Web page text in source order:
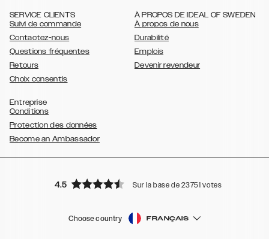
SERVICE CLIENTS
Suivi de commande
Contactez-nous
Questions fréquentes
Retours
Choix consentis
À PROPOS DE IDEAL OF SWEDEN
À propos de nous
Durabilité
Emplois
Devenir revendeur
Entreprise
Conditions
Protection des données
Become an Ambassador
4.5 Sur la base de 23751 votes
Choose country FRANÇAIS